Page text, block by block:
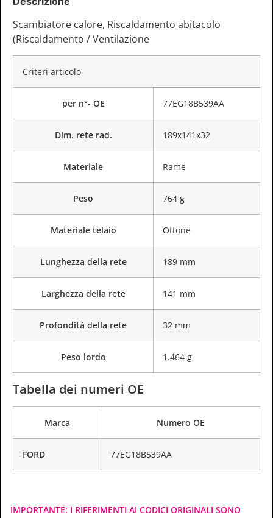
Scambiatore calore, Riscaldamento abitacolo
(Riscaldamento / Ventilazione
Criteri articolo
per n°- OE 77EG18B539AA
Dim. rete rad. 189x141x32
Materiale Rame
Peso 764 g
Materiale telaio Ottone
Lunghezza della rete 189 mm
Larghezza della rete 141 mm
Profondità della rete 32 mm
Peso lordo 1.464 g
Tabella dei numeri OE
Marca Numero OE
FORD 77EG18B539AA
IMPORTANTE: I RIFERIMENTI AI CODICI ORIGINALI SONO